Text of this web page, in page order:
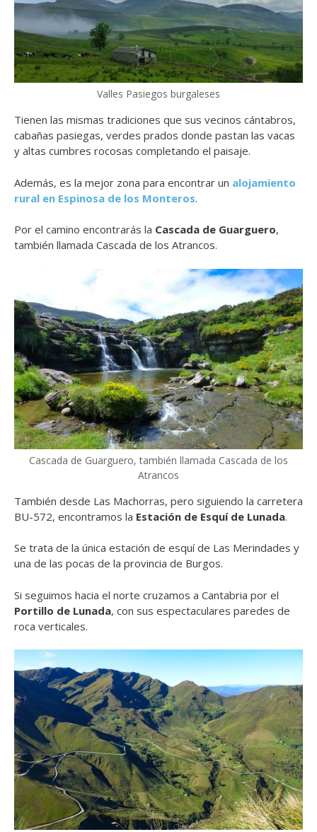
Valles Pasiegos burgaleses
Tienen las mismas tradiciones que sus vecinos cántabros,
cabañas pasiegas, verdes prados donde pastan las vacas
y altas cumbres rocosas completando el paisaje.
Además, es la mejor zona para encontrar un alojamiento
rural en Espinosa de los Monteros.
Por el camino encontrarás la Cascada de Guarguero,
también llamada Cascada de los Atrancos.
Cascada de Guarguero, también llamada Cascada de los
Atrancos
También desde Las Machorras, pero siguiendo la carretera
BU-572, encontramos la Estación de Esquí de Lunada.
Se trata de la única estación de esquí de Las Merindades y
una de las pocas de la provincia de Burgos.
Si seguimos hacia el norte cruzamos a Cantabria por el
Portillo de Lunada, con sus espectaculares paredes de
roca verticales.